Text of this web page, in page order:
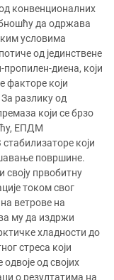
конвенционалних
да одржава
условима
од јединствене
диена, који
факторе који
За разлику од
који се брзо
ЕПДМ
који
површине.
првобитну
током свог
ветрове на
му да издржи
хладности до
стреса који
од својих
о резултатима на